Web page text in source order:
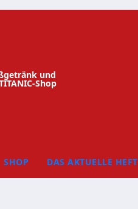
und
Shop
SHOP DAS AKTUELLE HEFT